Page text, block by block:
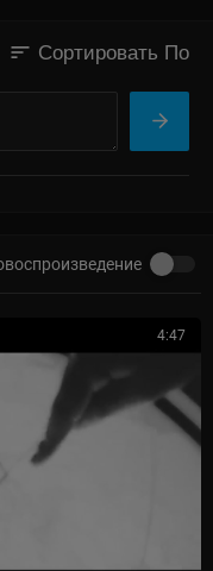
sort Сортировать По
4:47